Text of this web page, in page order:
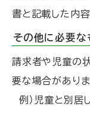
書と記載した内容
その他に必要な
請求者や児童の
要な場合がありま
例）児童と別居